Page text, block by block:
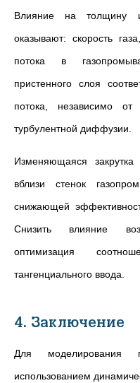
Влияние на толщину и
оказывают: скорость
потока в
пристенного слоя
потока, независимо
турбулентной диффузии.
Изменяющаяся закрутка
вблизи стенок
снижающей
Снизить влияние
оптимизация
тангенциального ввода.
4. Заключение
Для моделирования
использованием